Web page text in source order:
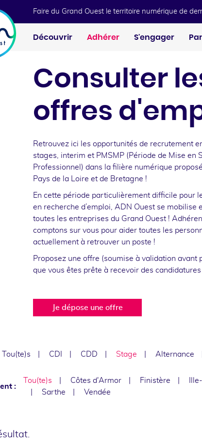
Faire du Grand Ouest le territoire numérique de
Découvrir Adhérer S'engager
Consulter
offres
Retrouvez ici les opportunités de recrutement
stages, interim et PMSMP (Période de Mise en
Professionnel) dans la filière numérique
Pays de la Loire et de Bretagne !
En cette période particulièrement difficile pour
en recherche d’emploi, ADN Ouest se mobilise
toutes les entreprises du Grand Ouest !
comptons sur vous pour aider toutes les
actuellement à retrouver un poste !
Proposez une offre (soumise à validation avant
que vous êtes prête à recevoir des
Je dépose une offre
Tou(te)s CDI CDD Stage Alternance
:
Tou(te)s Côtes d'Armor Finistère
Sarthe
Vendée